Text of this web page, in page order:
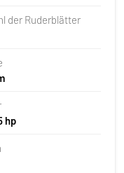
der Ruderblätter
hp